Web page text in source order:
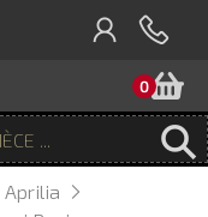
0
Aprilia